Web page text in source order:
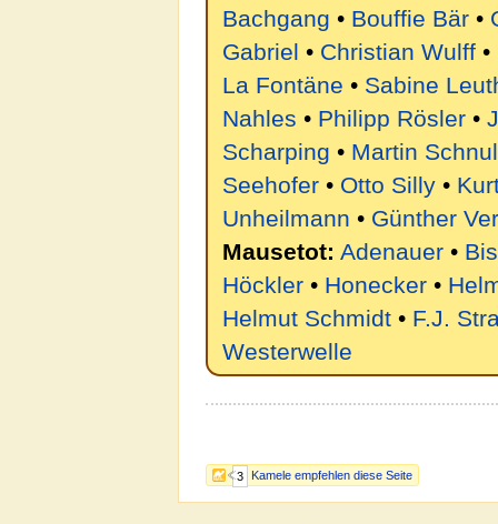
3 Kamele empfehlen diese Seite
Bachgang • Bouffie Bär•
Gabriel • Christian Wulff•
La Fontäne • Sabine
Nahles • Philipp Rösler•
Scharping • Martin
Seehofer• Otto Silly•
Unheilmann • Günther
Mausetot: Adenauer•
Höckler• Honecker•
Helmut Schmidt• F.J.
Westerwelle